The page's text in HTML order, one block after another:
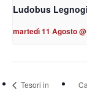
Ludobus
martedì 11 Agosto
Tesori in